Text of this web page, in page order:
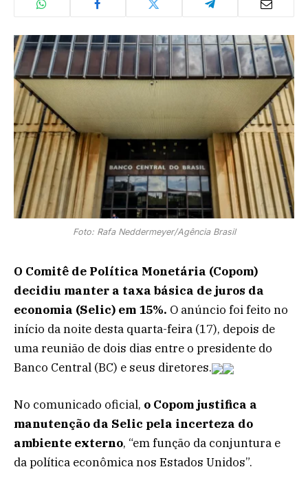
Foto: Rafa Neddermeyer/Agência Brasil
O Comitê de Política Monetária (Copom)
decidiu manter a taxa básica de juros da
economia (Selic) em 15%. O anúncio foi feito no
início da noite desta quarta-feira (17), depois de
uma reunião de dois dias entre o presidente do
Banco Central (BC) e seus diretores.
No comunicado oficial, o Copom justifica a
manutenção da Selic pela incerteza do
ambiente externo, “em função da conjuntura e
da política econômica nos Estados Unidos”.